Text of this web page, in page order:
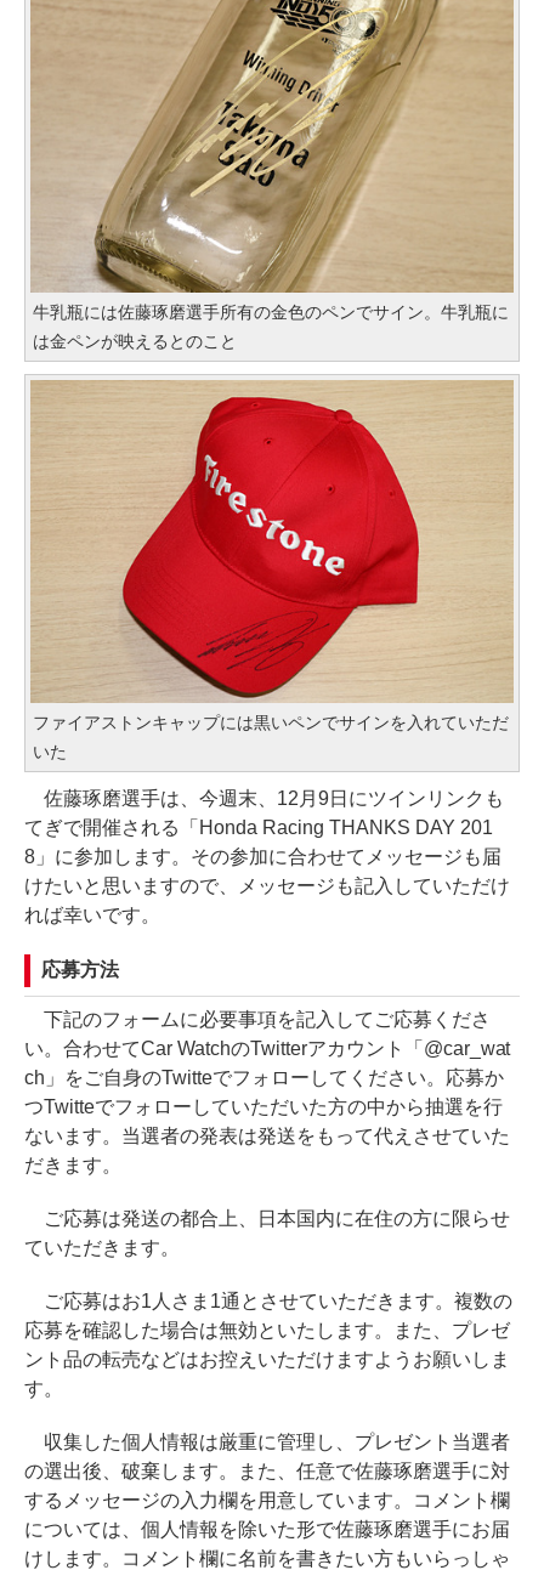
牛乳瓶には佐藤琢磨選手所有の金色のペンでサイン。牛乳瓶に
は金ペンが映えるとのこと
ファイアストンキャップには黒いペンでサインを入れていただ
いた
佐藤琢磨選手は、今週末、12月9日にツインリンクも
てぎで開催される「Honda Racing THANKS DAY 201
8」に参加します。その参加に合わせてメッセージも届
けたいと思いますので、メッセージも記入していただけ
れば幸いです。
応募方法
下記のフォームに必要事項を記入してご応募くださ
い。合わせてCar WatchのTwitterアカウント「@car_wat
ch」をご自身のTwitteでフォローしてください。応募か
つTwitteでフォローしていただいた方の中から抽選を行
ないます。当選者の発表は発送をもって代えさせていた
だきます。
ご応募は発送の都合上、日本国内に在住の方に限らせ
ていただきます。
ご応募はお1人さま1通とさせていただきます。複数の
応募を確認した場合は無効といたします。また、プレゼ
ント品の転売などはお控えいただけますようお願いしま
す。
収集した個人情報は厳重に管理し、プレゼント当選者
の選出後、破棄します。また、任意で佐藤琢磨選手に対
するメッセージの入力欄を用意しています。コメント欄
については、個人情報を除いた形で佐藤琢磨選手にお届
けします。コメント欄に名前を書きたい方もいらっしゃ